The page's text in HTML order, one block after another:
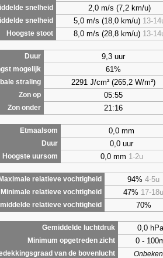
snelheid 2,0 m/s (7,2 km/u)
snelheid 5,0 m/s (18,0 km/u) 13-
Hoogste stoot 8,0 m/s (28,8 km/u) 13-
Duur 9,3 uur
mogelijk 61%
straling 2291 J/cm² (265,2 W/m²)
Zon op 05:55
Zon onder 21:16
Etmaalsom 0,0 mm
Duur 0,0 uur
Hoogste uursom 0,0 mm 1-2u
Maximale relatieve vochtigheid 94% 4-5u
Minimale relatieve vochtigheid 47% 17-18u
relatieve vochtigheid 70%
Gemiddelde luchtdruk 0,0 hPa
Minimum opgetreden zicht 0 -
van de bovenlucht